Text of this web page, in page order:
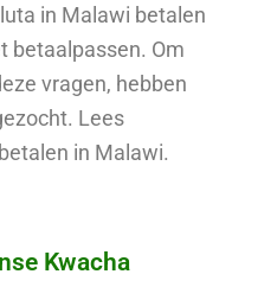
in Malawi betalen
betaalpassen. Om
vragen, hebben
Lees
in Malawi.
Kwacha